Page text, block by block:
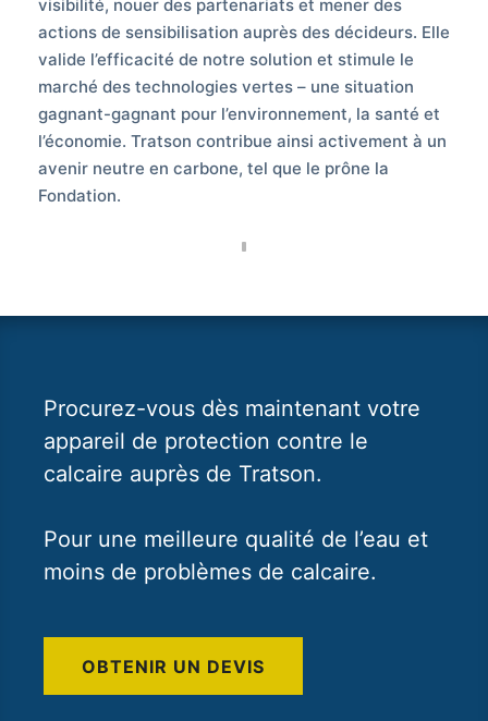
visibilité, nouer des partenariats et mener des
actions de sensibilisation auprès des décideurs. Elle
valide l’efficacité de notre solution et stimule le
marché des technologies vertes – une situation
gagnant-gagnant pour l’environnement, la santé et
l’économie. Tratson contribue ainsi activement à un
avenir neutre en carbone, tel que le prône la
Fondation.
Procurez-vous dès maintenant votre
appareil de protection contre le
calcaire auprès de Tratson.
Pour une meilleure qualité de l’eau et
moins de problèmes de calcaire.
OBTENIR UN DEVIS